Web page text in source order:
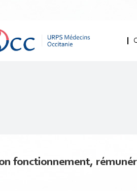
fonctionnement,